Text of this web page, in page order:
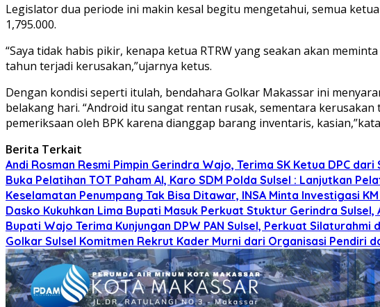
Legislator dua periode ini makin kesal begitu mengetahui, semua
1,795.000.
“Saya tidak habis pikir, kenapa ketua RTRW yang seakan akan
tahun terjadi kerusakan,”ujarnya ketus.
Dengan kondisi seperti itulah, bendahara Golkar Makassar ini
belakang hari. “Android itu sangat rentan rusak, sementara
pemeriksaan oleh BPK karena dianggap barang inventaris,
Berita Terkait
Andi Rosman Resmi Pimpin Gerindra Wajo, Terima SK Ketua DPC dari
Buka Pelatihan TOT Paham AI, Karo SDM Polda Sulsel : Lanjutkan
Keselamatan Penumpang Tak Bisa Ditawar, INSA Minta Investigasi
Dasko Kukuhkan Lima Bupati Masuk Perkuat Stuktur Gerindra
Bupati Wajo Terima Kunjungan DPW PAN Sulsel, Perkuat Silaturahmi
Golkar Sulsel Komitmen Rekrut Kader Murni dari Organisasi Pendiri